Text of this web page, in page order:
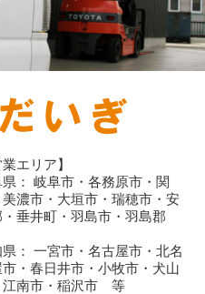
業エリア】
： 岐阜市・各務原市・関
濃市・大垣市・瑞穂市・安
・垂井町・羽島市・羽島郡
： 一宮市・名古屋市・北名
・春日井市・小牧市・犬山
江南市・稲沢市 等